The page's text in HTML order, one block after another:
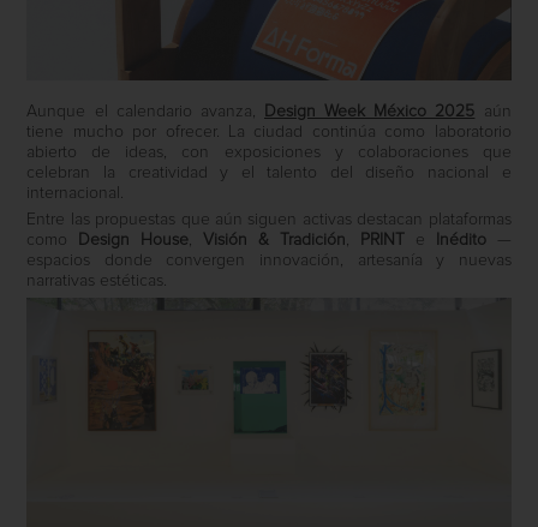
Aunque el calendario avanza, Design Week México 2025 aún
tiene mucho por ofrecer. La ciudad continúa como laboratorio
abierto de ideas, con exposiciones y colaboraciones que
celebran la creatividad y el talento del diseño nacional e
internacional.
Entre las propuestas que aún siguen activas destacan plataformas
como
Design House, Visión & Tradición, PRINT e Inédito—
espacios donde convergen innovación, artesanía y nuevas
narrativas estéticas.